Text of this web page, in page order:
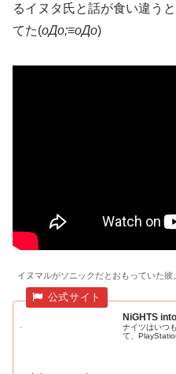
るイヌタ氏と話が食い違う
てた(oДo;≡oДo)
イヌマルがソニックだとおもっていた
NiGHTS
ナイツはいつ
て、